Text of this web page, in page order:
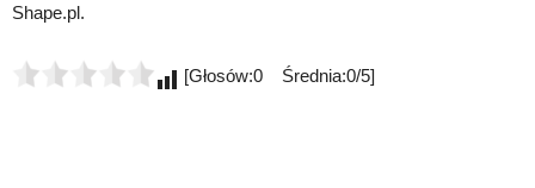
Shape.pl.
[Głosów:0 Średnia:0/5]